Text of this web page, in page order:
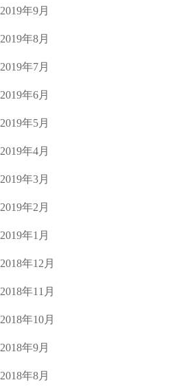
2019年9月
2019年8月
2019年7月
2019年6月
2019年5月
2019年4月
2019年3月
2019年2月
2019年1月
2018年12月
2018年11月
2018年10月
2018年9月
2018年8月